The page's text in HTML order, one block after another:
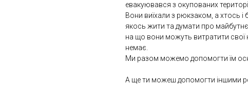
евакуювався з окупованих
Вони виїхали з рюкзаком, а хтось і
якось жити та думати про
на що вони можуть витратити свої
немає.
Ми разом можемо допомогти їм
А ще ти можеш допомогти іншими